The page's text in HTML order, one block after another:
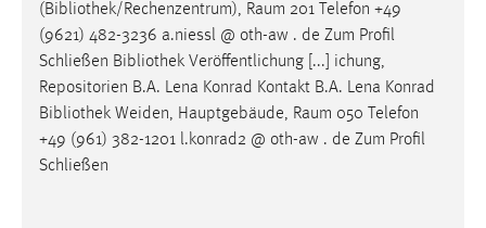
(Bibliothek/Rechenzentrum), Raum 201 Telefon +49
(9621) 482-3236 a.niessl @ oth-aw . de Zum Profil
Schließen Bibliothek Veröffentlichung [...] ichung,
Repositorien B.A. Lena Konrad Kontakt B.A. Lena Konrad
Bibliothek Weiden, Hauptgebäude, Raum 050 Telefon
+49 (961) 382-1201 l.konrad2 @ oth-aw . de Zum Profil
Schließen